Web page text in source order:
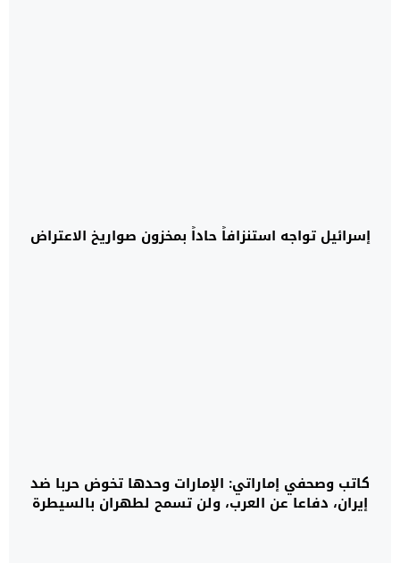
إسرائيل تواجه استنزافاً حاداً بمخزون صواريخ الاعتراض
كاتب وصحفي إماراتي: الإمارات وحدها تخوض حربا ضد
إيران، دفاعا عن العرب، ولن تسمح لطهران بالسيطرة